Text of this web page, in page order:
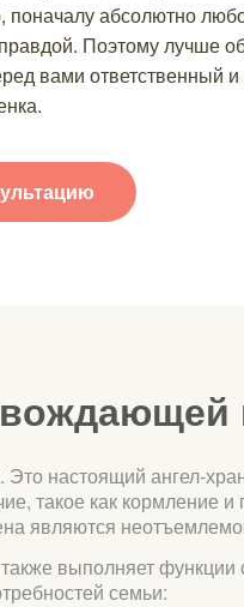
абсолютно
Поэтому лучше
вами ответственный
настоящий ангел-
такое как
являются
выполняет
семьи: